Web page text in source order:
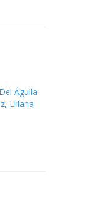
Del Águila
Liliana